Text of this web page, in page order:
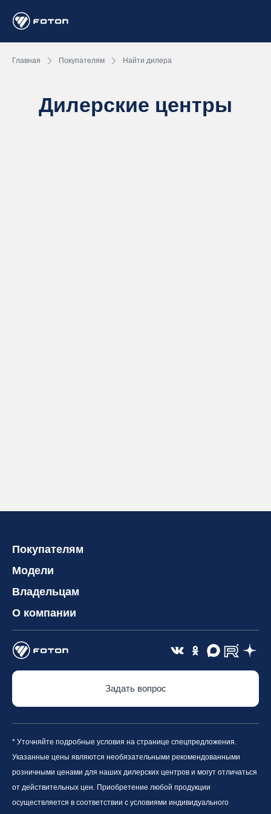
Главная Покупателям Найти дилера
Дилерские центры
Покупателям
Модели
Владельцам
О компании
Задать вопрос
* Уточняйте подробные условия на странице спецпредложения.
Указанные цены являются необязательными рекомендованными
розничными ценами для наших дилерских центров и могут отличаться
от действительных цен. Приобретение любой продукции
осуществляется в соответствии с условиями индивидуального